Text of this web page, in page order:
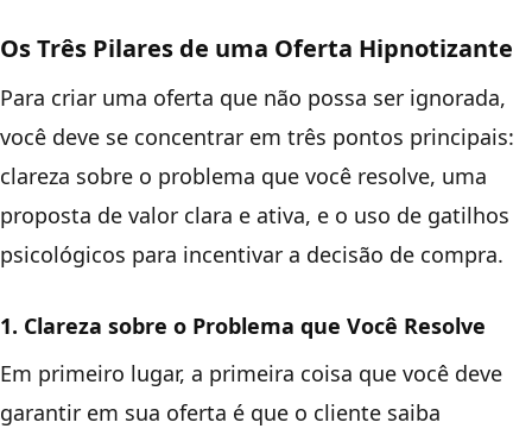
Os Três Pilares de uma Oferta Hipnotizante
Para criar uma oferta que não possa ser ignorada,
você deve se concentrar em três pontos principais:
clareza sobre o problema que você resolve, uma
proposta de valor clara e ativa, e o uso de gatilhos
psicológicos para incentivar a decisão de compra.
1. Clareza sobre o Problema que Você Resolve
Em primeiro lugar, a primeira coisa que você deve
garantir em sua oferta é que o cliente saiba